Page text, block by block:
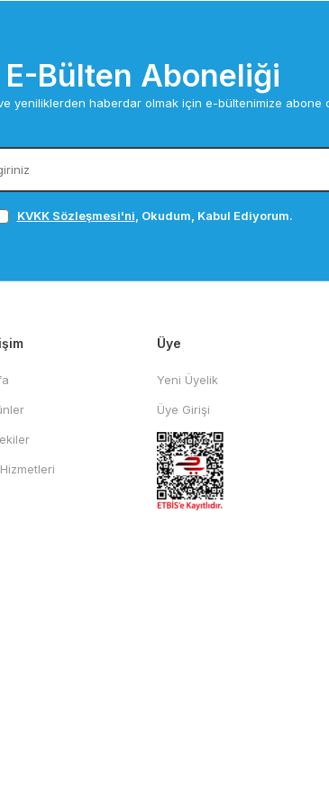
E-Bülten Aboneliği
yeniliklerden haberdar olmak için e-bültenimize abone
KVKK Sözleşmesi'ni , Okudum, Kabul Ediyorum.
Üye
Yeni Üyelik
Üye Girişi